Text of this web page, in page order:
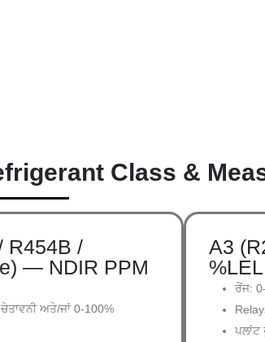
Class &
R454B /
— NDIR PPM
ਅਤੇ/ਜਾਂ 0-100%
A3
ਰੇਂਜ:
ਪਲਾਂਟ